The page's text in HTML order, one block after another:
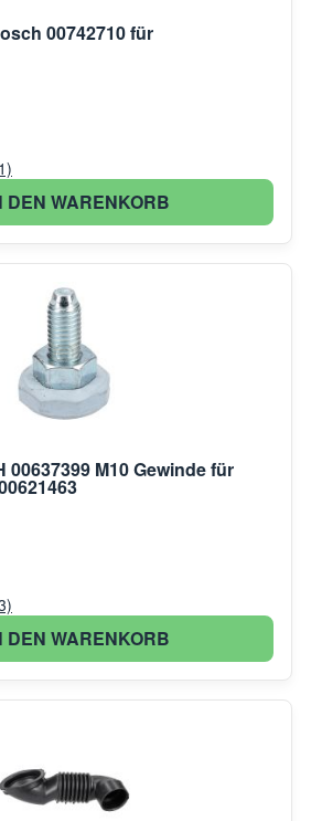
00742710 für
DEN WARENKORB
00637399 M10 Gewinde für
DEN WARENKORB